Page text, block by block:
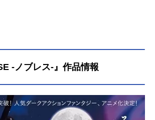
-ノブレス-』作品情報